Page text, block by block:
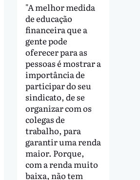
"A melhor medida
de educação
financeira que a
gente pode
oferecer para as
pessoas é mostrar a
importância de
participar do seu
sindicato, de se
organizar com os
colegas de
trabalho, para
garantir uma renda
maior. Porque,
com a renda muito
baixa, não tem